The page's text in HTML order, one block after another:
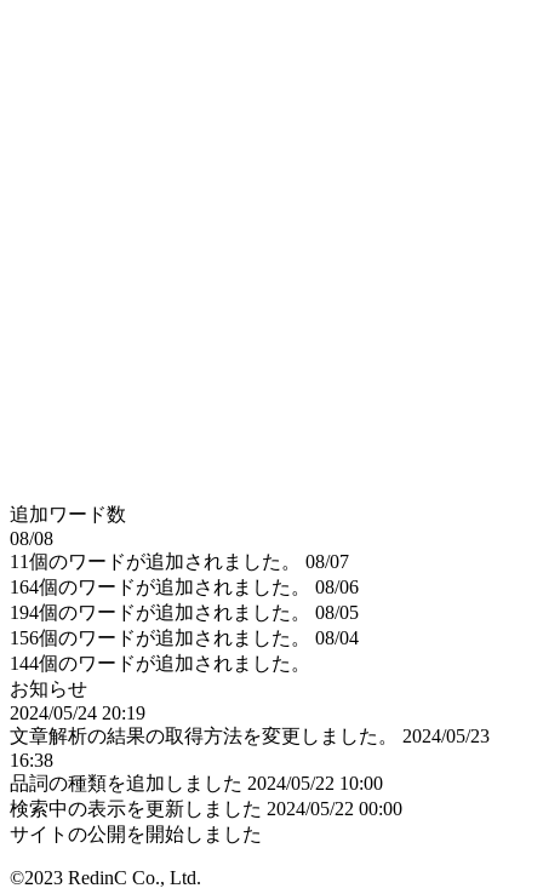
追加ワード数
08/08
11個のワードが追加されました。
08/07
164個のワードが追加されました。
08/06
194個のワードが追加されました。
08/05
156個のワードが追加されました。
08/04
144個のワードが追加されました。
お知らせ
2024/05/24 20:19
文章解析の結果の取得方法を変更しました。
2024/05/23
16:38
品詞の種類を追加しました 2024/05/22 10:00
検索中の表示を更新しました 2024/05/22 00:00
サイトの公開を開始しました
©2023 RedinC Co., Ltd.